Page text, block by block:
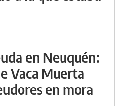
en Neuquén:
Vaca Muerta
en mora